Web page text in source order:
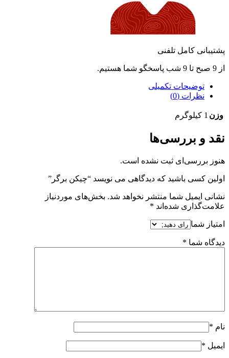
پشتیبانی کامل تلفنی
از 9 صبح تا 9 شب پاسخگو شما هستیم.
توضیحات تکمیلی
نظرات (0)
وزن 1 کیلوگرم
نقد و بررسی‌ها
هنوز بررسی‌ای ثبت نشده است.
اولین کسی باشید که دیدگاهی می نویسد “چیکن برگر”
نشانی ایمیل شما منتشر نخواهد شد. بخش‌های موردنیاز
علامت‌گذاری شده‌اند *
امتیاز شما
دیدگاه شما *
نام *
ایمیل *